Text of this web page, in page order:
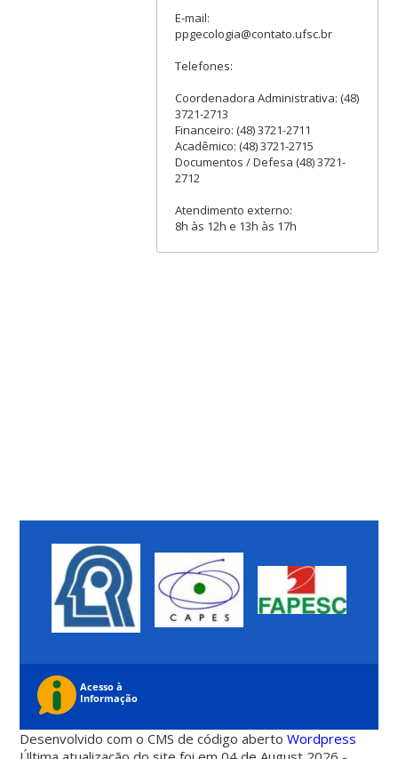
E-mail:
ppgecologia@contato.ufsc.br
Telefones:
Coordenadora Administrativa: (48)
3721-2713
Financeiro: (48) 3721-2711
Acadêmico: (48) 3721-2715
Documentos / Defesa (48) 3721-
2712
Atendimento externo:
8h às 12h e 13h às 17h
Desenvolvido com o CMS de código abertoWordpress